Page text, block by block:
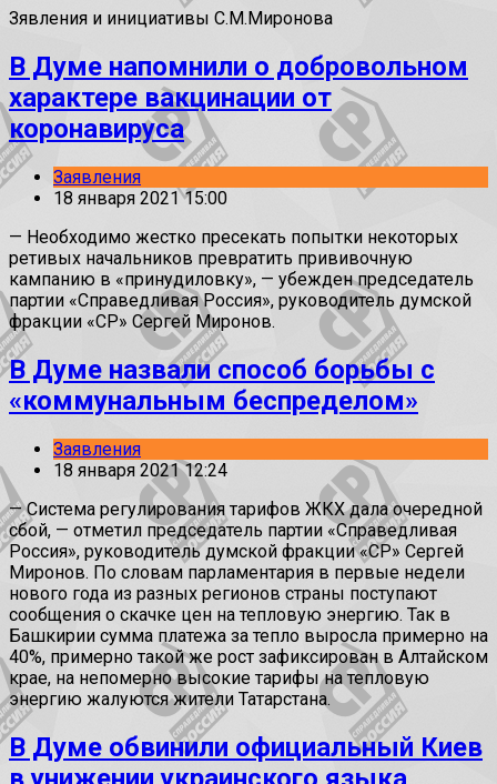
Зявления и инициативы С.М.Миронова
В Думе напомнили о добровольном
характере вакцинации от
коронавируса
Заявления
18 января 2021 15:00
— Необходимо жестко пресекать попытки некоторых
ретивых начальников превратить прививочную
кампанию в «принудиловку», — убежден председатель
партии «Справедливая Россия», руководитель думской
фракции «СР» Сергей Миронов.
В Думе назвали способ борьбы с
«коммунальным беспределом»
Заявления
18 января 2021 12:24
— Система регулирования тарифов ЖКХ дала очередной
сбой, — отметил председатель партии «Справедливая
Россия», руководитель думской фракции «СР» Сергей
Миронов. По словам парламентария в первые недели
нового года из разных регионов страны поступают
сообщения о скачке цен на тепловую энергию. Так в
Башкирии сумма платежа за тепло выросла примерно на
40%, примерно такой же рост зафиксирован в Алтайском
крае, на непомерно высокие тарифы на тепловую
энергию жалуются жители Татарстана.
В Думе обвинили официальный Киев